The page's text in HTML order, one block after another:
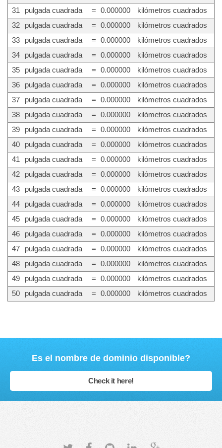
31
pulgada cuadrada = 0.000000
kilómetros cuadrados
32
pulgada cuadrada = 0.000000
kilómetros cuadrados
33
pulgada cuadrada = 0.000000
kilómetros cuadrados
34
pulgada cuadrada = 0.000000
kilómetros cuadrados
35
pulgada cuadrada = 0.000000
kilómetros cuadrados
36
pulgada cuadrada = 0.000000
kilómetros cuadrados
37
pulgada cuadrada = 0.000000
kilómetros cuadrados
38
pulgada cuadrada = 0.000000
kilómetros cuadrados
39
pulgada cuadrada = 0.000000
kilómetros cuadrados
40
pulgada cuadrada = 0.000000
kilómetros cuadrados
41
pulgada cuadrada = 0.000000
kilómetros cuadrados
42
pulgada cuadrada = 0.000000
kilómetros cuadrados
43
pulgada cuadrada = 0.000000
kilómetros cuadrados
44
pulgada cuadrada = 0.000000
kilómetros cuadrados
45
pulgada cuadrada = 0.000000
kilómetros cuadrados
46
pulgada cuadrada = 0.000000
kilómetros cuadrados
47
pulgada cuadrada = 0.000000
kilómetros cuadrados
48
pulgada cuadrada = 0.000000
kilómetros cuadrados
49
pulgada cuadrada = 0.000000
kilómetros cuadrados
50
pulgada cuadrada = 0.000000 kilómetros cuadrados
Es el nombre de dominio disponible?
Check it here!